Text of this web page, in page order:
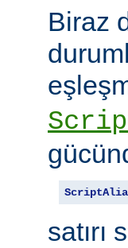
Biraz
satırı